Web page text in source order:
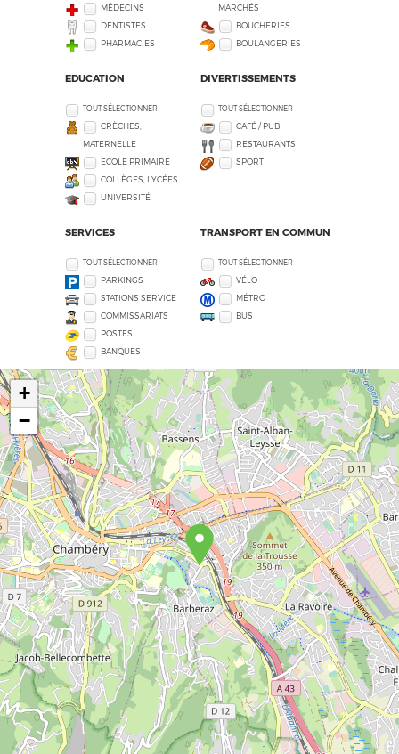
MÉDECINS
DENTISTES
PHARMACIES
MARCHÉS
BOUCHERIES
BOULANGERIES
EDUCATION
TOUT SÉLECTIONNER
CRÈCHES,
MATERNELLE
ECOLE PRIMAIRE
COLLÈGES, LYCÉES
UNIVERSITÉ
DIVERTISSEMENTS
TOUT SÉLECTIONNER
CAFÉ / PUB
RESTAURANTS
SPORT
SERVICES
TOUT SÉLECTIONNER
PARKINGS
STATIONS SERVICE
COMMISSARIATS
POSTES
BANQUES
TRANSPORT EN COMMUN
TOUT SÉLECTIONNER
VÉLO
MÉTRO
BUS
+
−